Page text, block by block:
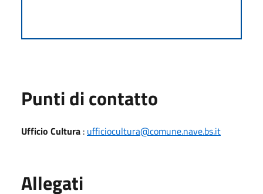
Punti di contatto
Ufficio Cultura : ufficiocultura@comune.nave.bs.it
Allegati